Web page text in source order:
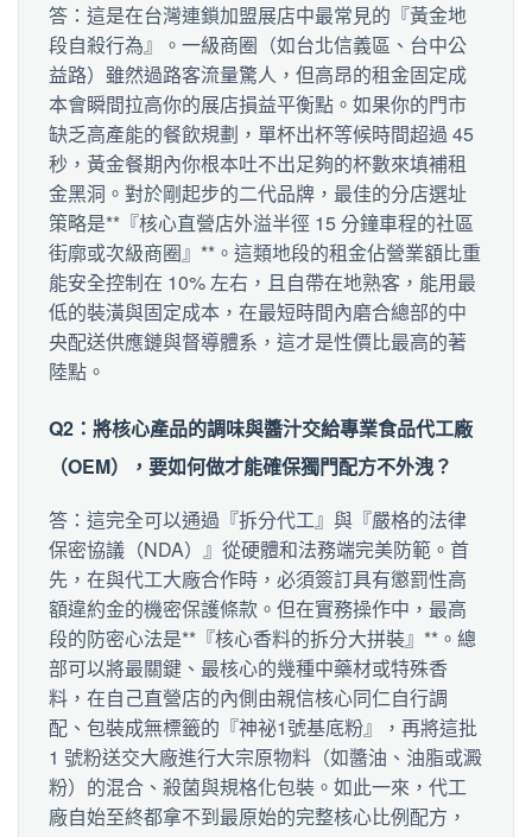
答：這是在台灣連鎖加盟展店中最常見的『黃金地
段自殺行為』。一級商圈（如台北信義區、台中公
益路）雖然過路客流量驚人，但高昂的租金固定成
本會瞬間拉高你的展店損益平衡點。如果你的門市
缺乏高產能的餐飲規劃，單杯出杯等候時間超過 45
秒，黃金餐期內你根本吐不出足夠的杯數來填補租
金黑洞。對於剛起步的二代品牌，最佳的分店選址
策略是**『核心直營店外溢半徑 15 分鐘車程的社區
街廓或次級商圈』**。這類地段的租金佔營業額比重
能安全控制在 10% 左右，且自帶在地熟客，能用最
低的裝潢與固定成本，在最短時間內磨合總部的中
央配送供應鏈與督導體系，這才是性價比最高的著
陸點。
Q2：將核心產品的調味與醬汁交給專業食品代工廠
（OEM），要如何做才能確保獨門配方不外洩？
答：這完全可以通過『拆分代工』與『嚴格的法律
保密協議（NDA）』從硬體和法務端完美防範。首
先，在與代工大廠合作時，必須簽訂具有懲罰性高
額違約金的機密保護條款。但在實務操作中，最高
段的防密心法是**『核心香料的拆分大拼裝』**。總
部可以將最關鍵、最核心的幾種中藥材或特殊香
料，在自己直營店的內側由親信核心同仁自行調
配、包裝成無標籤的『神祕1號基底粉』，再將這批
1 號粉送交大廠進行大宗原物料（如醬油、油脂或澱
粉）的混合、殺菌與規格化包裝。如此一來，代工
廠自始至終都拿不到最原始的完整核心比例配方，